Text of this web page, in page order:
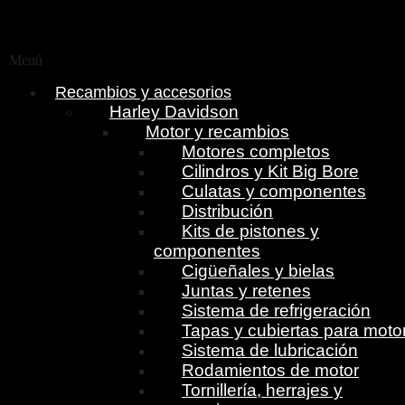
Menú
Recambios y accesorios
Harley Davidson
Motor y recambios
Motores completos
Cilindros y Kit Big Bore
Culatas y componentes
Distribución
Kits de pistones y
componentes
Cigüeñales y bielas
Juntas y retenes
Sistema de refrigeración
Tapas y cubiertas para
Sistema de lubricación
Rodamientos de motor
Tornillería, herrajes y